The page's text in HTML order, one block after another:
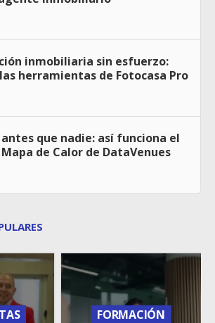
inmobiliaria sin esfuerzo:
herramientas de Fotocasa Pro
que nadie: así funciona el
de Calor de DataVenues
FORMACIÓN